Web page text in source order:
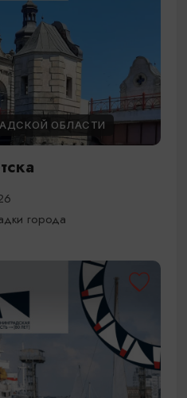
ОБЛАСТИ
города